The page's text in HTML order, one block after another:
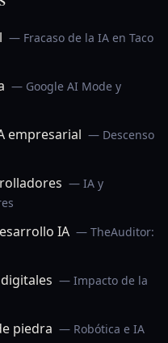
— Fracaso de la IA en Taco
— Google AI Mode y
empresarial — Descenso
— IA y
IA — TheAuditor:
— Impacto de la
piedra — Robótica e IA